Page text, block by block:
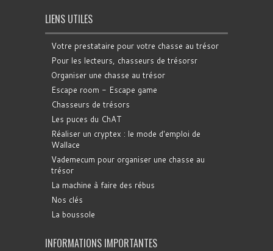
LIENS UTILES
Votre prestataire pour votre chasse au trésor
Pour les lecteurs, chasseurs de trésorsr
Organiser une chasse au trésor
Escape room - Escape game
Chasseurs de trésors
Les puces du ChAT
Réaliser un cryptex : le mode d'emploi de
Wallace
Vademecum pour organiser une chasse au
trésor
La machine à faire des rébus
Nos clés
La boussole
INFORMATIONS IMPORTANTES